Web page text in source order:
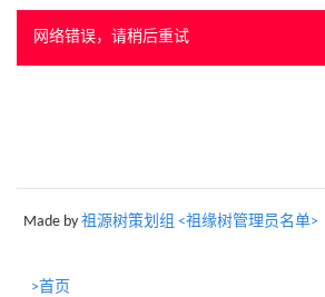
网络错误，请稍后重试
Made by 祖源树策划组 <祖缘树管理员名单>
>首页